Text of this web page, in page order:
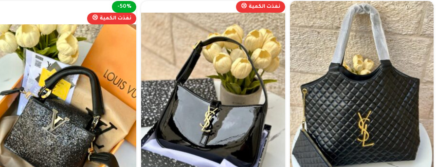
نفذت الكمية 😢
-50%
نفذت الكمية 😢